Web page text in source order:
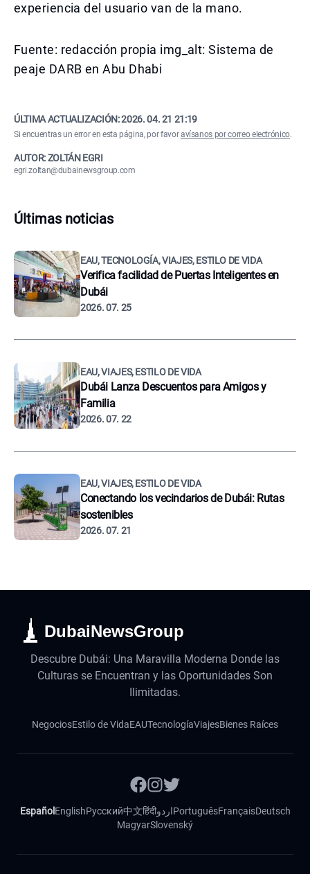
experiencia del usuario van de la mano.
Fuente: redacción propia img_alt: Sistema de
peaje DARB en Abu Dhabi
ÚLTIMA ACTUALIZACIÓN:2026. 04. 21 21:19
Si encuentras un error en esta página, por favoravísanos por correo electrónico.
AUTOR: ZOLTÁN EGRI
egri.zoltan@dubainewsgroup.com
Últimas noticias
EAU, TECNOLOGÍA, VIAJES, ESTILO DE VIDA
Verifica facilidad de Puertas Inteligentes en
Dubái
2026. 07. 25
EAU, VIAJES, ESTILO DE VIDA
Dubái Lanza Descuentos para Amigos y
Familia
2026. 07. 22
EAU, VIAJES, ESTILO DE VIDA
Conectando los vecindarios de Dubái: Rutas
sostenibles
2026. 07. 21
DubaiNewsGroup
Descubre Dubái: Una Maravilla Moderna Donde las
Culturas se Encuentran y las Oportunidades Son
Ilimitadas.
NegociosEstilo de VidaEAUTecnologíaViajesBienes Raíces
Español EnglishРусский中文हिंदीاردوPortuguêsFrançaisDeutsch
MagyarSlovenský